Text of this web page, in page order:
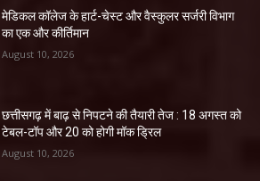
​मेडिकल कॉलेज के हार्ट-चेस्ट और वैस्कुलर सर्जरी विभाग
का एक और कीर्तिमान
August 10, 2026
छत्तीसगढ़ में बाढ़ से निपटने की तैयारी तेज : 18 अगस्त को
टेबल-टॉप और 20 को होगी मॉक ड्रिल
August 10, 2026